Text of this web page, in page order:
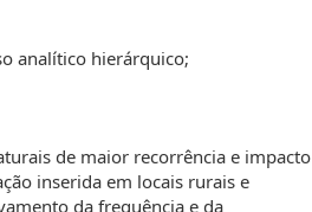
analítico hierárquico;
de maior recorrência e impacto
inserida em locais rurais e
da frequência e da